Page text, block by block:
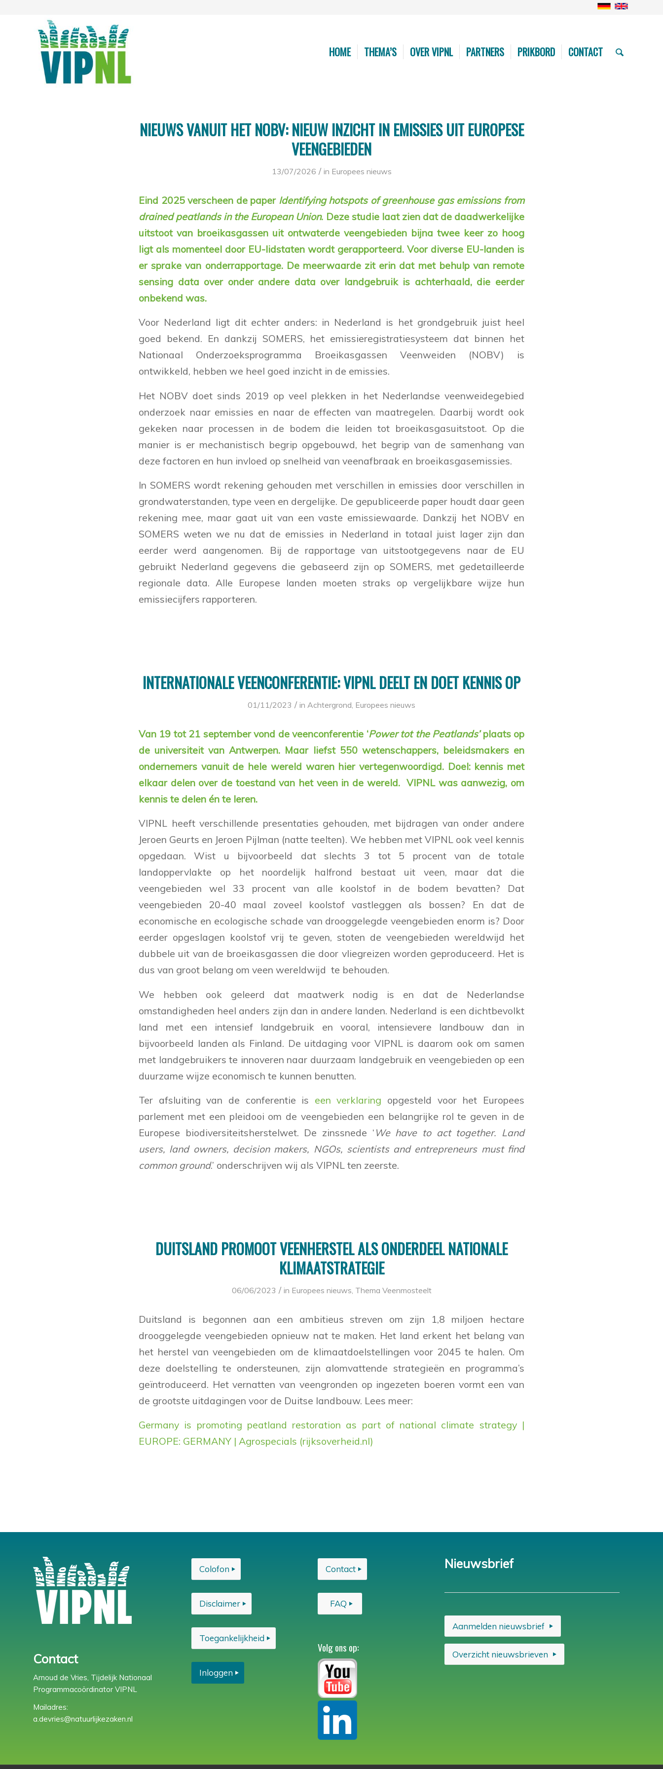
HOME THEMA’S OVER VIPNL PARTNERS PRIKBORD CONTACT
NIEUWS VANUIT HET NOBV: NIEUW INZICHT IN EMISSIES UIT EUROPESE
VEENGEBIEDEN
13/07/2026 / in Europees nieuws
Eind 2025 verscheen de paper Identifying hotspots of greenhouse gas emissions from
drained peatlands in the European Union. Deze studie laat zien dat de daadwerkelijke
uitstoot van broeikasgassen uit ontwaterde veengebieden bijna twee keer zo hoog
ligt als momenteel door EU-lidstaten wordt gerapporteerd. Voor diverse EU-landen is
er sprake van onderrapportage. De meerwaarde zit erin dat met behulp van remote
sensing data over onder andere data over landgebruik is achterhaald, die eerder
onbekend was.
Voor Nederland ligt dit echter anders: in Nederland is het grondgebruik juist heel
goed bekend. En dankzij SOMERS, het emissieregistratiesysteem dat binnen het
Nationaal Onderzoeksprogramma Broeikasgassen Veenweiden (NOBV) is
ontwikkeld, hebben we heel goed inzicht in de emissies.
Het NOBV doet sinds 2019 op veel plekken in het Nederlandse veenweidegebied
onderzoek naar emissies en naar de effecten van maatregelen. Daarbij wordt ook
gekeken naar processen in de bodem die leiden tot broeikasgasuitstoot. Op die
manier is er mechanistisch begrip opgebouwd, het begrip van de samenhang van
deze factoren en hun invloed op snelheid van veenafbraak en broeikasgasemissies.
In SOMERS wordt rekening gehouden met verschillen in emissies door verschillen in
grondwaterstanden, type veen en dergelijke. De gepubliceerde paper houdt daar geen
rekening mee, maar gaat uit van een vaste emissiewaarde. Dankzij het NOBV en
SOMERS weten we nu dat de emissies in Nederland in totaal juist lager zijn dan
eerder werd aangenomen. Bij de rapportage van uitstootgegevens naar de EU
gebruikt Nederland gegevens die gebaseerd zijn op SOMERS, met gedetailleerde
regionale data. Alle Europese landen moeten straks op vergelijkbare wijze hun
emissiecijfers rapporteren.
INTERNATIONALE VEENCONFERENTIE: VIPNL DEELT EN DOET KENNIS OP
01/11/2023 / in Achtergrond, Europees nieuws
Van 19 tot 21 september vond de veenconferentie ‘Power tot the Peatlands’plaats op
de universiteit van Antwerpen. Maar liefst 550 wetenschappers, beleidsmakers en
ondernemers vanuit de hele wereld waren hier vertegenwoordigd. Doel: kennis met
elkaar delen over de toestand van het veen in de wereld. VIPNL was aanwezig, om
kennis te delen én te leren.
VIPNL heeft verschillende presentaties gehouden, met bijdragen van onder andere
Jeroen Geurts en Jeroen Pijlman (natte teelten). We hebben met VIPNL ook veel kennis
opgedaan. Wist u bijvoorbeeld dat slechts 3 tot 5 procent van de totale
landoppervlakte op het noordelijk halfrond bestaat uit veen, maar dat die
veengebieden wel 33 procent van alle koolstof in de bodem bevatten? Dat
veengebieden 20-40 maal zoveel koolstof vastleggen als bossen? En dat de
economische en ecologische schade van drooggelegde veengebieden enorm is? Door
eerder opgeslagen koolstof vrij te geven, stoten de veengebieden wereldwijd het
dubbele uit van de broeikasgassen die door vliegreizen worden geproduceerd. Het is
dus van groot belang om veen wereldwijd te behouden.
We hebben ook geleerd dat maatwerk nodig is en dat de Nederlandse
omstandigheden heel anders zijn dan in andere landen. Nederland is een dichtbevolkt
land met een intensief landgebruik en vooral, intensievere landbouw dan in
bijvoorbeeld landen als Finland. De uitdaging voor VIPNL is daarom ook om samen
met landgebruikers te innoveren naar duurzaam landgebruik en veengebieden op een
duurzame wijze economisch te kunnen benutten.
Ter afsluiting van de conferentie is een verklaring opgesteld voor het Europees
parlement met een pleidooi om de veengebieden een belangrijke rol te geven in de
Europese biodiversiteitsherstelwet. De zinssnede ‘ We have to act together. Land
users, land owners, decision makers, NGOs, scientists and entrepreneurs must find
common ground.’ onderschrijven wij als VIPNL ten zeerste.
DUITSLAND PROMOOT VEENHERSTEL ALS ONDERDEEL NATIONALE
KLIMAATSTRATEGIE
06/06/2023 / in Europees nieuws, Thema Veenmosteelt
Duitsland is begonnen aan een ambitieus streven om zijn 1,8 miljoen hectare
drooggelegde veengebieden opnieuw nat te maken. Het land erkent het belang van
het herstel van veengebieden om de klimaatdoelstellingen voor 2045 te halen. Om
deze doelstelling te ondersteunen, zijn alomvattende strategieën en programma’s
geïntroduceerd. Het vernatten van veengronden op ingezeten boeren vormt een van
de grootste uitdagingen voor de Duitse landbouw. Lees meer:
Germany is promoting peatland restoration as part of national climate strategy |
EUROPE: GERMANY | Agrospecials (rijksoverheid.nl)
Contact
Arnoud de Vries, Tijdelijk Nationaal
Programmacoördinator VIPNL
Mailadres:
a.devries@natuurlijkezaken.nl
Colofon
Disclaimer
Toegankelijkheid
Inloggen
Contact
FAQ
Volg ons op:
Nieuwsbrief
Aanmelden nieuwsbrief
Overzicht nieuwsbrieven